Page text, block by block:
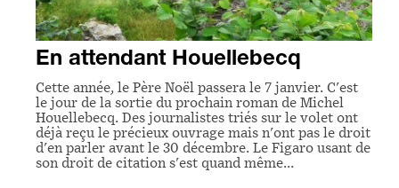
En attendant Houellebecq
Cette année, le Père Noël passera le 7 janvier. C'est
le jour de la sortie du prochain roman de Michel
Houellebecq. Des journalistes triés sur le volet ont
déjà reçu le précieux ouvrage mais n'ont pas le droit
d'en parler avant le 30 décembre. Le Figaro usant de
son droit de citation s'est quand même…